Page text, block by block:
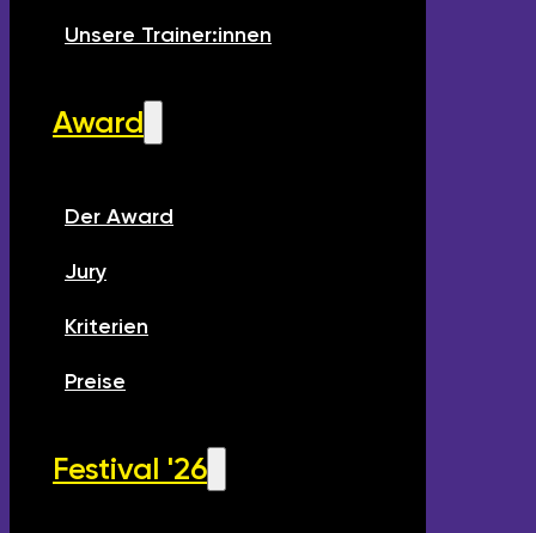
Unsere Trainer:innen
Award
Der Award
Jury
Kriterien
Preise
Festival '26